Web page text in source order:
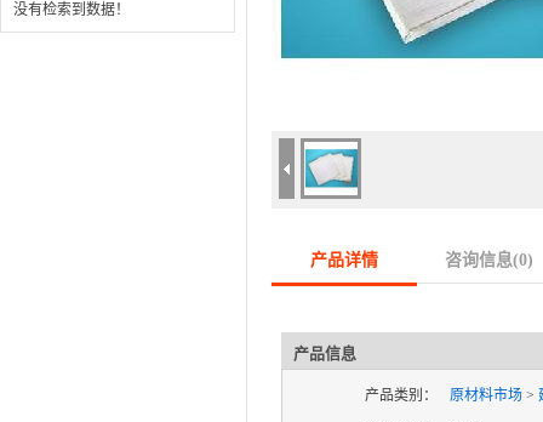
没有检索到数据！
产品详情 咨询信息(0)
产品信息
产品类别： 原材料市场 >